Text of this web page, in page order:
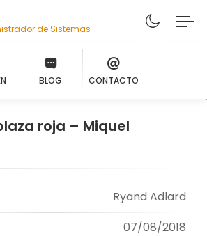
de Sistemas
BLOG CONTACTO
Ryand Adlard
07/08/2018